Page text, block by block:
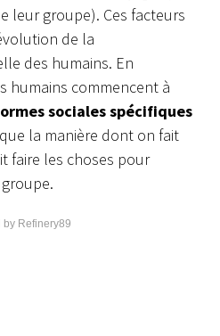
leur groupe). Ces facteurs
de la
des humains. En
humains commencent à
sociales spécifiques
la manière dont on fait
faire les choses pour
by Refinery89